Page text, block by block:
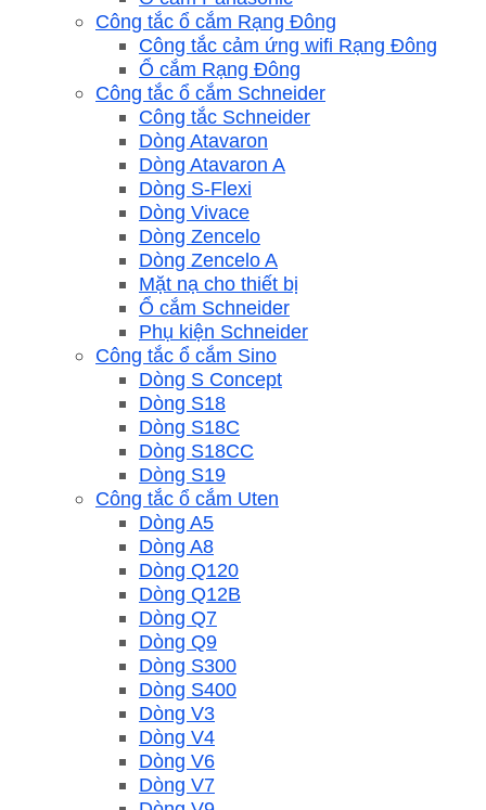
Công tắc ổ cắm Rạng Đông
Công tắc cảm ứng wifi Rạng Đông
Ổ cắm Rạng Đông
Công tắc ổ cắm Schneider
Công tắc Schneider
Dòng Atavaron
Dòng Atavaron A
Dòng S-Flexi
Dòng Vivace
Dòng Zencelo
Dòng Zencelo A
Mặt nạ cho thiết bị
Ổ cắm Schneider
Phụ kiện Schneider
Công tắc ổ cắm Sino
Dòng S Concept
Dòng S18
Dòng S18C
Dòng S18CC
Dòng S19
Công tắc ổ cắm Uten
Dòng A5
Dòng A8
Dòng Q120
Dòng Q12B
Dòng Q7
Dòng Q9
Dòng S300
Dòng S400
Dòng V3
Dòng V4
Dòng V6
Dòng V7